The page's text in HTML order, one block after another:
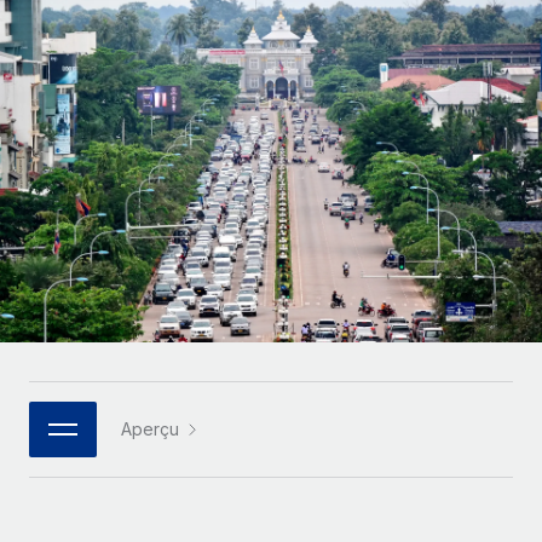
Gestion des freelances
Intégrez et gérez vos freelances partout dans le monde
PEO
Sous-traitez les opérations complexes liées à l’emploi
INFRASTRUCTURE
Intégration Remote
Intégrez vos RH aux flux de travail en toute simplicité
Plateforme
Connecter
Nouveau
Connectez n'importe quel outil d’IA à Remote grâce à
notre MCP
Comparer Remote
Examinez notre service par rapport aux autres
CROISSANCE
Start-ups
Des solutions agiles et internationales pour les RH et la
paie des entreprises en pleine croissance
Entreprises intermédiaires
Développez vos équipes avec des solutions RH sur
mesure
Entreprise
Les RH à l’international pour les grandes entreprises
pays
Calculateur de paiement des freelances
Découvrez les devises disponibles et les vitesses de
paiement pour vos freelances internationaux
APPRENDRE AVEC REMOTE
Recherche et guides
Études de cas
Checklists et modèles
Descriptions de postes
Nederlands
Français
Deutsch
Español
Italiano
Português (Portugal)
日本語
한국어
Connexion
Aperçu